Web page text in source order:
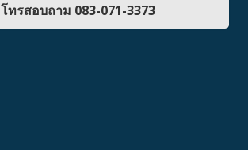
โทรสอบถาม 083-071-3373